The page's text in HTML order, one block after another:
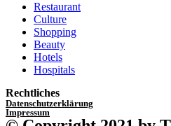
Restaurant
Culture
Shopping
Beauty
Hotels
Hospitals
Rechtliches
Datenschutzerklärung
Impressum